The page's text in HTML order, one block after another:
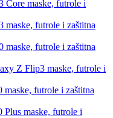
Core maske, futrole i
maske, futrole i zaštitna
maske, futrole i zaštitna
Z Flip3 maske, futrole i
maske, futrole i zaštitna
Plus maske, futrole i